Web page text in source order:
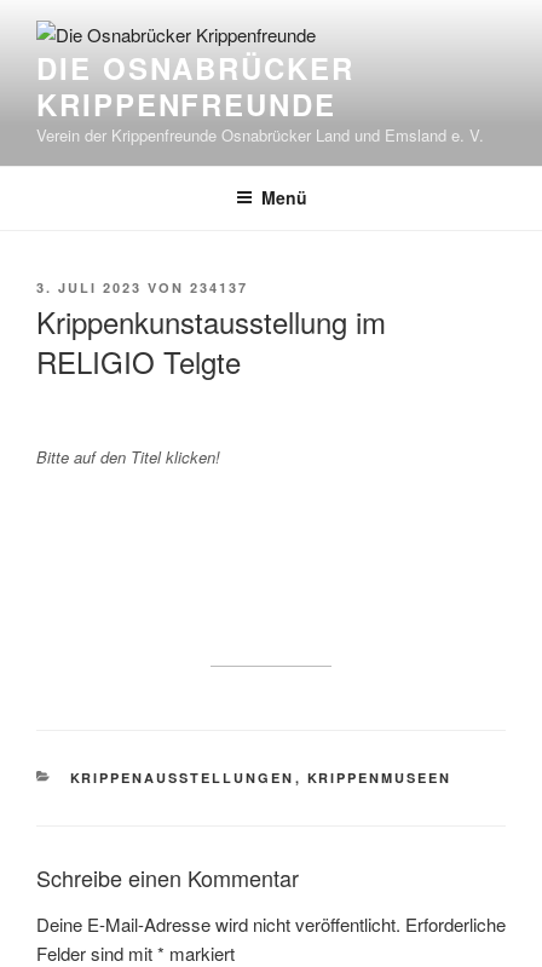
Inhalt
springenDIE OSNABRÜCKER
KRIPPENFREUNDE
Verein der Krippenfreunde Osnabrücker Land und Emsland e. V.
Menü
VERÖFFENTLICHT
3. JULI 2023 VON 234137
Krippenkunstausstellung im
RELIGIO Telgte
Bitte auf den Titel klicken!
KATEGORIEN
KRIPPENAUSSTELLUNGEN , KRIPPENMUSEEN
Schreibe einen Kommentar
Deine E-Mail-Adresse wird nicht veröffentlicht. Erforderliche
Felder sind mit* markiert